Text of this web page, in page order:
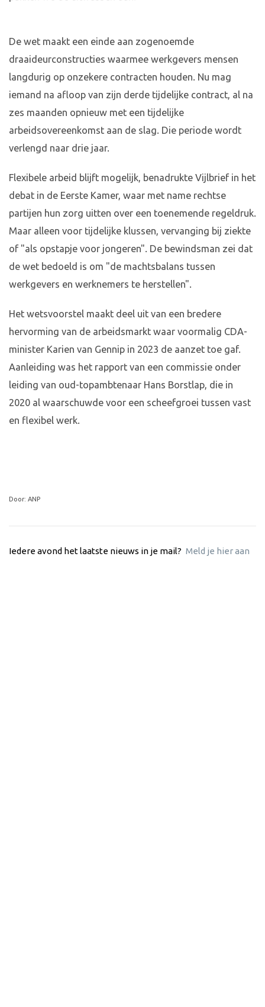
De wet maakt een einde aan zogenoemde
draaideurconstructies waarmee werkgevers mensen
langdurig op onzekere contracten houden. Nu mag
iemand na afloop van zijn derde tijdelijke contract, al na
zes maanden opnieuw met een tijdelijke
arbeidsovereenkomst aan de slag. Die periode wordt
verlengd naar drie jaar.
Flexibele arbeid blijft mogelijk, benadrukte Vijlbrief in het
debat in de Eerste Kamer, waar met name rechtse
partijen hun zorg uitten over een toenemende regeldruk.
Maar alleen voor tijdelijke klussen, vervanging bij ziekte
of "als opstapje voor jongeren". De bewindsman zei dat
de wet bedoeld is om "de machtsbalans tussen
werkgevers en werknemers te herstellen".
Het wetsvoorstel maakt deel uit van een bredere
hervorming van de arbeidsmarkt waar voormalig CDA-
minister Karien van Gennip in 2023 de aanzet toe gaf.
Aanleiding was het rapport van een commissie onder
leiding van oud-topambtenaar Hans Borstlap, die in
2020 al waarschuwde voor een scheefgroei tussen vast
en flexibel werk.
Door: ANP
Iedere avond het laatste nieuws in je mail? Meld je hier aan